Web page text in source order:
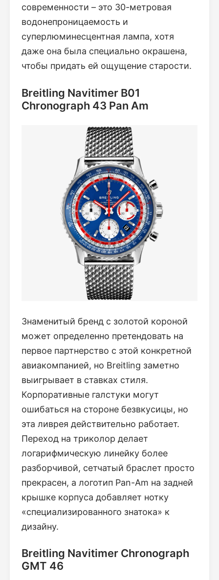
современности – это 30-метровая
водонепроницаемость и
суперлюминесцентная лампа, хотя
даже она была специально окрашена,
чтобы придать ей ощущение старости.
Breitling Navitimer B01
Chronograph 43 Pan Am
Знаменитый бренд с золотой короной
может определенно претендовать на
первое партнерство с этой конкретной
авиакомпанией, но Breitling заметно
выигрывает в ставках стиля.
Корпоративные галстуки могут
ошибаться на стороне безвкусицы, но
эта ливрея действительно работает.
Переход на триколор делает
логарифмическую линейку более
разборчивой, сетчатый браслет просто
прекрасен, а логотип Pan-Am на задней
крышке корпуса добавляет нотку
«специализированного знатока» к
дизайну.
Breitling Navitimer Chronograph
GMT 46